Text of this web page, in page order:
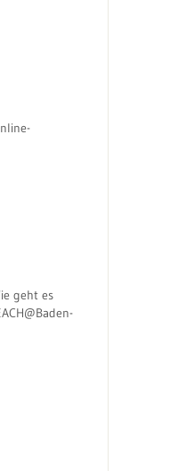
geht es